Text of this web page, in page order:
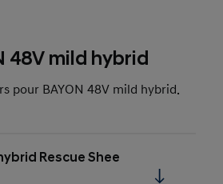
48V mild hybrid
pour BAYON 48V mild hybrid.
Rescue Shee